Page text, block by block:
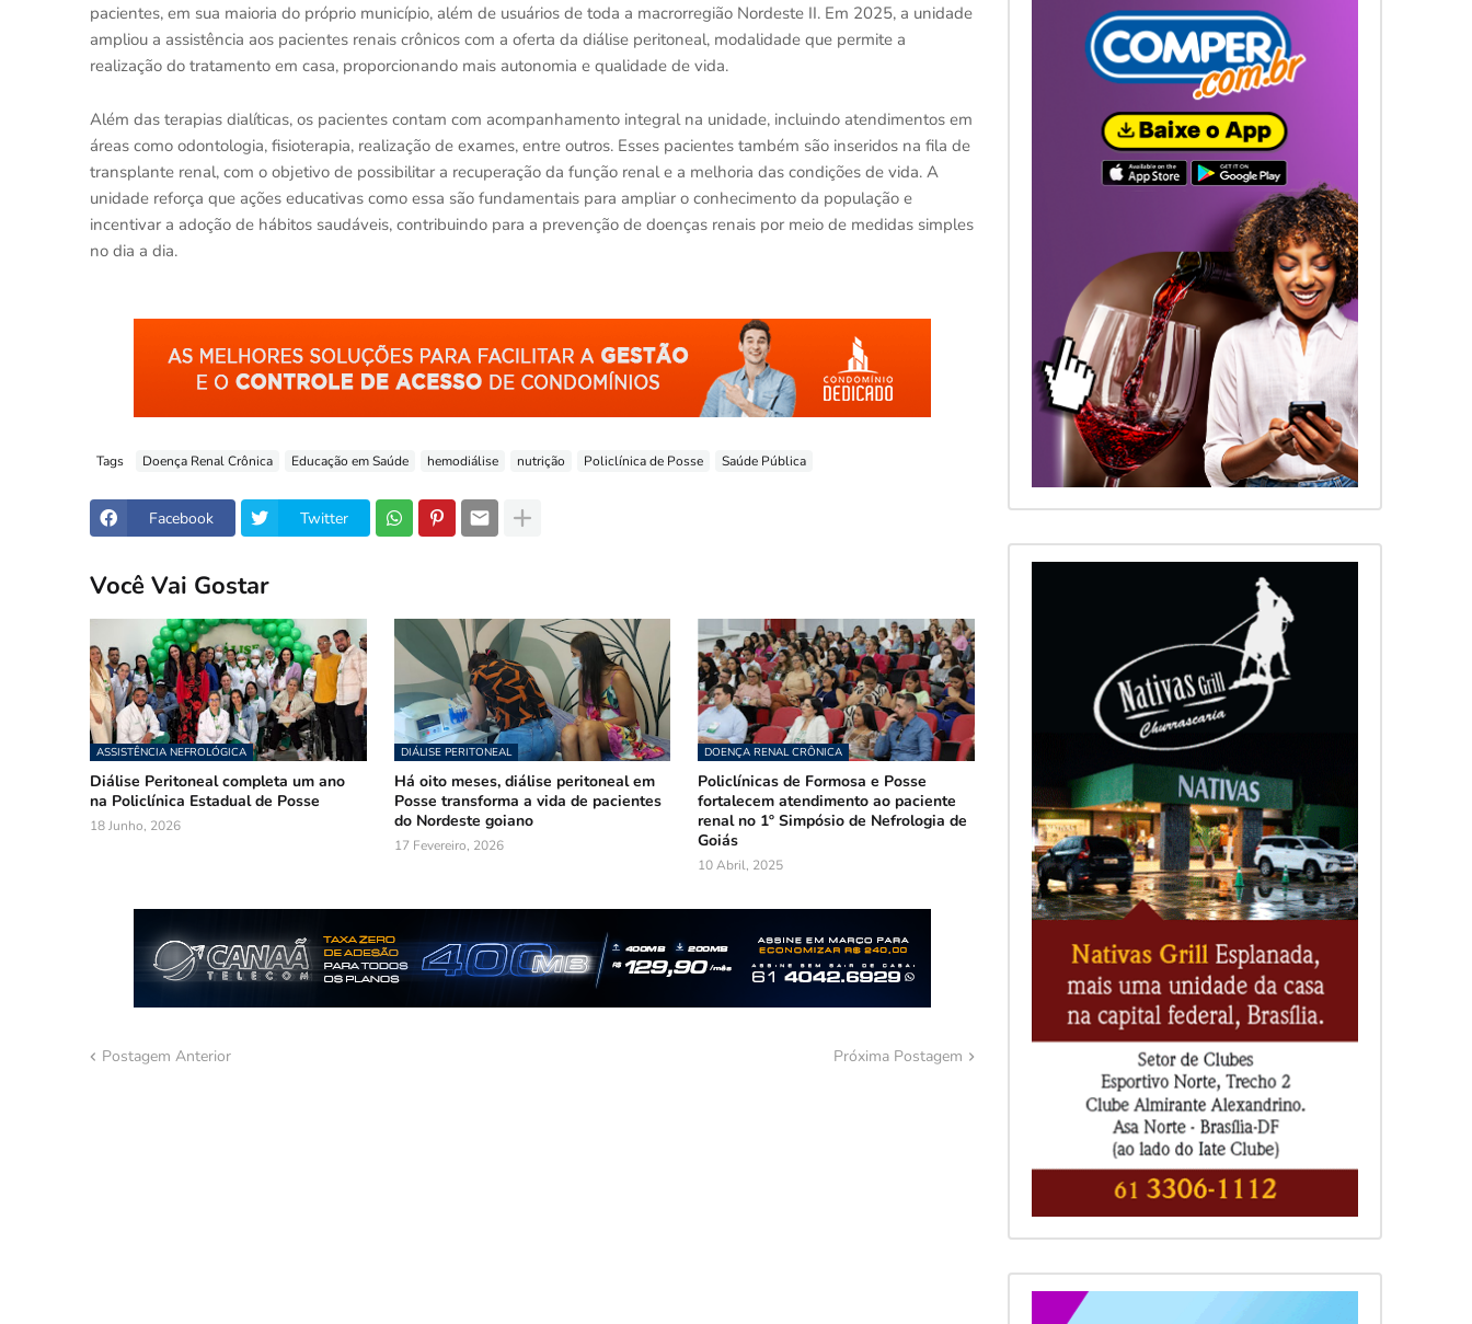
pacientes, em sua maioria do próprio município, além de usuários de toda a macrorregião Nordeste II. Em 2025, a unidade
ampliou a assistência aos pacientes renais crônicos com a oferta da diálise peritoneal, modalidade que permite a
realização do tratamento em casa, proporcionando mais autonomia e qualidade de vida.
Além das terapias dialíticas, os pacientes contam com acompanhamento integral na unidade, incluindo atendimentos em
áreas como odontologia, fisioterapia, realização de exames, entre outros. Esses pacientes também são inseridos na fila de
transplante renal, com o objetivo de possibilitar a recuperação da função renal e a melhoria das condições de vida. A
unidade reforça que ações educativas como essa são fundamentais para ampliar o conhecimento da população e
incentivar a adoção de hábitos saudáveis, contribuindo para a prevenção de doenças renais por meio de medidas simples
no dia a dia.
Tags Doença Renal Crônica Educação em Saúde hemodiálise nutrição Policlínica de Posse Saúde Pública
Facebook Twitter
Você Vai Gostar
ASSISTÊNCIA NEFROLÓGICA
Diálise Peritoneal completa um ano
na Policlínica Estadual de Posse
18 Junho, 2026
DIÁLISE PERITONEAL
Há oito meses, diálise peritoneal em
Posse transforma a vida de pacientes
do Nordeste goiano
17 Fevereiro, 2026
DOENÇA RENAL CRÔNICA
Policlínicas de Formosa e Posse
fortalecem atendimento ao paciente
renal no 1º Simpósio de Nefrologia de
Goiás
10 Abril, 2025
Postagem Anterior Próxima Postagem